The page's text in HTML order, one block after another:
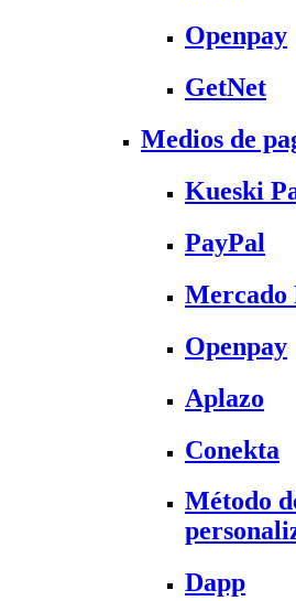
Openpay
GetNet
Medios de
Kueski
PayPal
Mercado
Openpay
Aplazo
Conekta
Método
Dapp